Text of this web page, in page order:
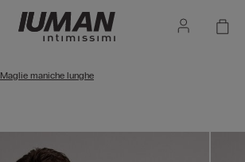
Maglie maniche lunghe